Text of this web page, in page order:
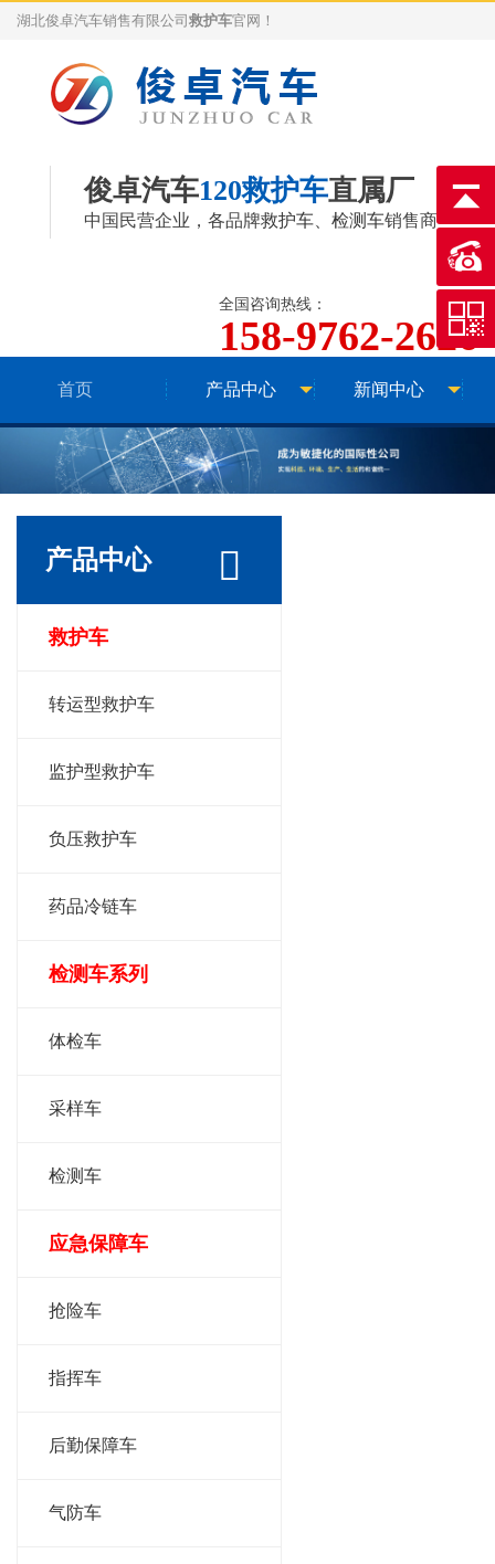
湖北俊卓汽车销售有限公司 救护车官网！
俊卓汽车120救护车直属厂
中国民营企业，各品牌救护车 检测车销售商
全国咨询热线：
158-9762-2626
首页 产品中心 新闻中心
产品中心
救护车
转运型救护车
监护型救护车
负压救护车
药品冷链车
检测车系列
体检车
采样车
检测车
应急保障车
抢险车
指挥车
后勤保障车
气防车